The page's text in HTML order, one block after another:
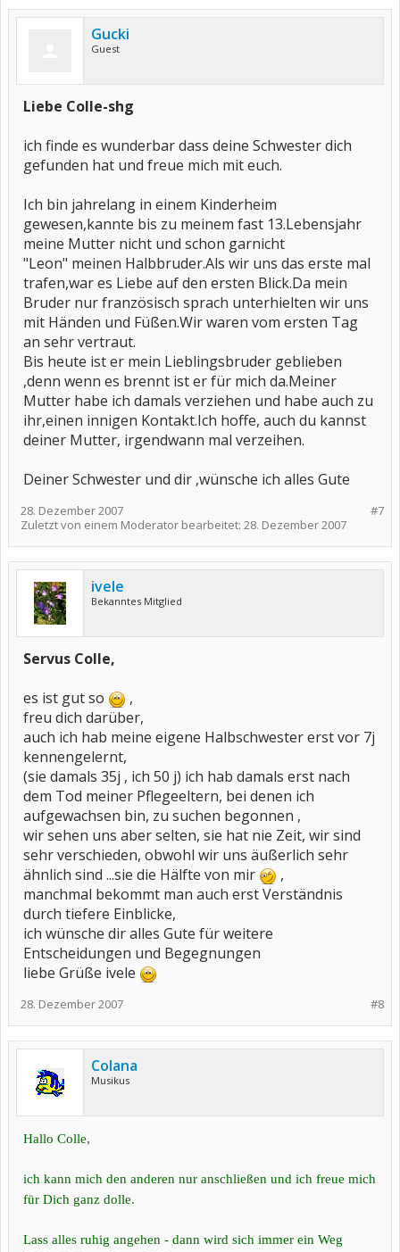
Gucki
Guest
Liebe Colle-shg
ich finde es wunderbar dass deine Schwester dich
gefunden hat und freue mich mit euch.
Ich bin jahrelang in einem Kinderheim
gewesen,kannte bis zu meinem fast 13.Lebensjahr
meine Mutter nicht und schon garnicht
"Leon" meinen Halbbruder.Als wir uns das erste mal
trafen,war es Liebe auf den ersten Blick.Da mein
Bruder nur französisch sprach unterhielten wir uns
mit Händen und Füßen.Wir waren vom ersten Tag
an sehr vertraut.
Bis heute ist er mein Lieblingsbruder geblieben
,denn wenn es brennt ist er für mich da.Meiner
Mutter habe ich damals verziehen und habe auch zu
ihr,einen innigen Kontakt.Ich hoffe, auch du kannst
deiner Mutter, irgendwann mal verzeihen.
Deiner Schwester und dir ,wünsche ich alles Gute
#7
28. Dezember 2007
Zuletzt von einem Moderator bearbeitet: 28. Dezember 2007
ivele
Bekanntes Mitglied
Servus Colle,
es ist gut so
,
freu dich darüber,
auch ich hab meine eigene Halbschwester erst vor 7j
kennengelernt,
(sie damals 35j , ich 50 j) ich hab damals erst nach
dem Tod meiner Pflegeeltern, bei denen ich
aufgewachsen bin, zu suchen begonnen ,
wir sehen uns aber selten, sie hat nie Zeit, wir sind
sehr verschieden, obwohl wir uns äußerlich sehr
ähnlich sind ...sie die Hälfte von mir
,
manchmal bekommt man auch erst Verständnis
durch tiefere Einblicke,
ich wünsche dir alles Gute für weitere
Entscheidungen und Begegnungen
liebe Grüße ivele
#8
28. Dezember 2007
Colana
Musikus
Hallo Colle,
ich kann mich den anderen nur anschließen und ich freue mich
für Dich ganz dolle.
Lass alles ruhig angehen - dann wird sich immer ein Weg